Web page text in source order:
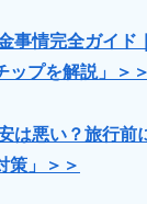
事情完全ガイド
ップを解説」＞＞
は悪い？旅行
策」＞＞